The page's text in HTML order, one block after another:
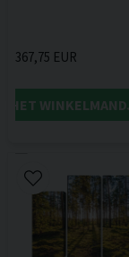
367,75 EUR
HET